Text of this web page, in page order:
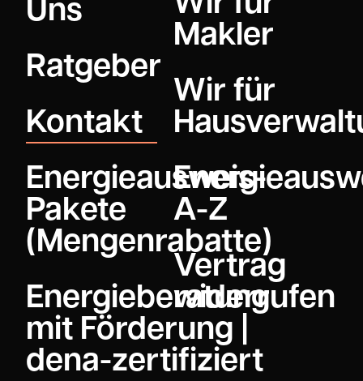
Ratgeber
Kontakt
Energieausweis-
Pakete
(Mengenrabatte)
Energieberatung
mit Förderung |
dena-zertifiziert
Makler
Wir für
A-Z
Vertrag
widerrufen